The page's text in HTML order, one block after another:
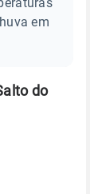
em
do